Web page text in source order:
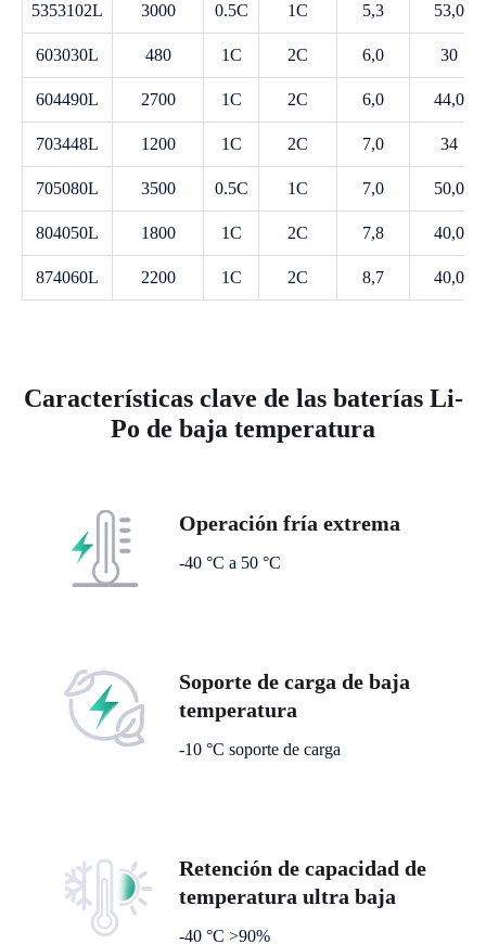
5353102L 3000 0.5C 1C 5,3 53,0
603030L 480 1C 2C 6,0 30
604490L 2700 1C 2C 6,0 44,0
703448L 1200 1C 2C 7,0 34
705080L 3500 0.5C 1C 7,0 50,0
804050L 1800 1C 2C 7,8 40,0
874060L 2200 1C 2C 8,7 40,0
Características clave de las baterías Li-
Po de baja temperatura
Operación fría extrema
-40 °C a 50 °C
Soporte de carga de baja
temperatura
-10 °C soporte de carga
Retención de capacidad de
temperatura ultra baja
-40 °C >90%